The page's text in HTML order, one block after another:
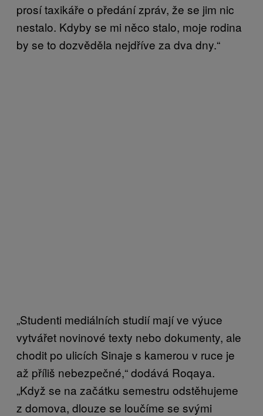
prosí taxikáře o předání zpráv, že se jim nic
nestalo. Kdyby se mi něco stalo, moje rodina
by se to dozvěděla nejdříve za dva dny.“
„Studenti mediálních studií mají ve výuce
vytvářet novinové texty nebo dokumenty, ale
chodit po ulicích Sinaje s kamerou v ruce je
až příliš nebezpečné,“ dodává Roqaya.
„Když se na začátku semestru odstěhujeme
z domova, dlouze se loučíme se svými